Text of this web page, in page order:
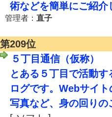
術などを簡単にご紹介
管理者： 直子
第209位
５丁目通信（仮称）
とある５丁目で活動
ログです。Webサイト
写真など、身の回りの